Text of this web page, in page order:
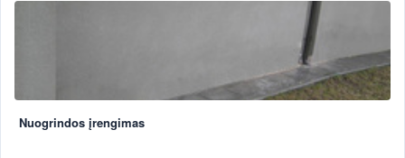
Nuogrindos įrengimas